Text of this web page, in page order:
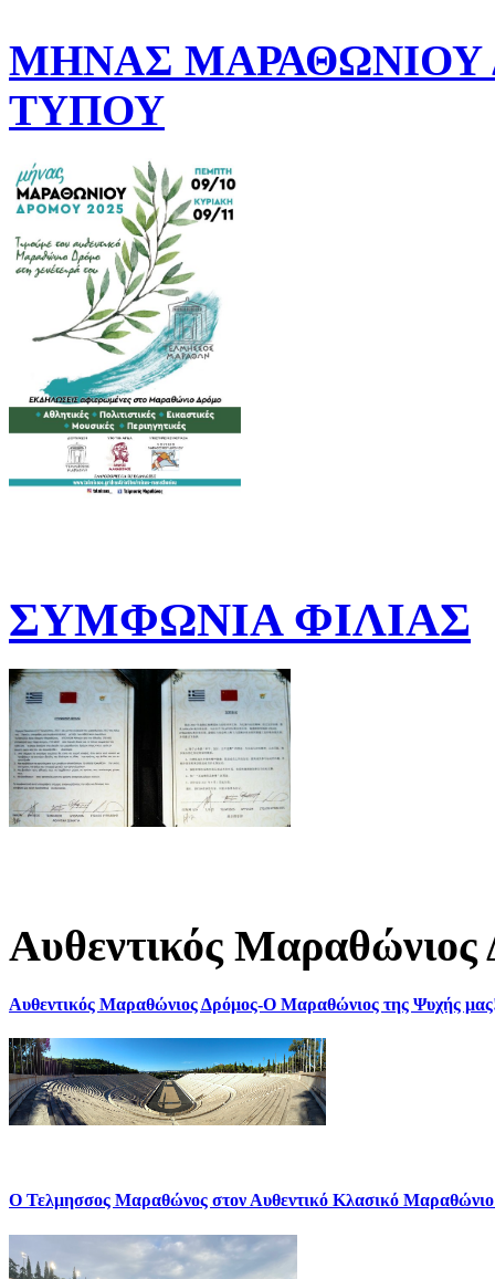
ΜΗΝΑΣ ΜΑΡΑΘΩΝΙΟΥ
ΤΥΠΟΥ
ΣΥΜΦΩΝΙΑ ΦΙΛΙΑΣ
Αυθεντικός Μαραθώνιος
Αυθεντικός Μαραθώνιος Δρόμος-Ο Μαραθώνιος της Ψυχής
Ο Τελμησσος Μαραθώνος στον Αυθεντικό Κλασικό